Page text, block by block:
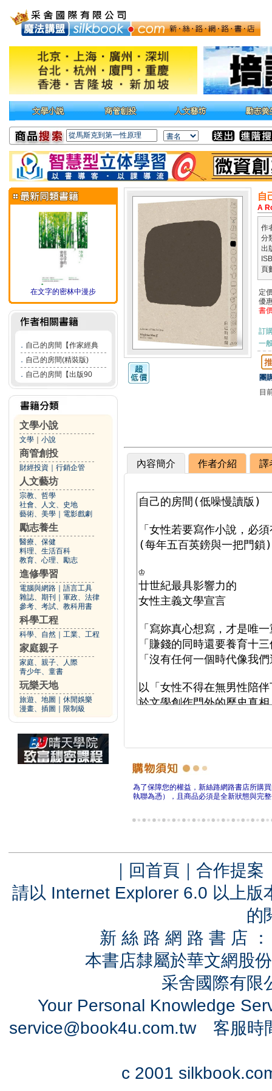
在文字的密林中漫步
． 自己的房間【作家經典
． 自己的房間(精裝版)
． 自己的房間【出版90
文學小說
文學 小說
商管創投
財經投資 行銷企管
人文藝坊
宗教、哲學
社會、人文、史地
藝術、美學
電影戲劇
勵志養生
醫療、保健
料理、生活百科
教育、心理、勵志
進修學習
電腦與網路
語言工具
雜誌、期刊
軍政、法律
參考、考試、教科用書
科學工程
科學、自然 工業、工程
家庭親子
家庭、親子、人際
青少年、童書
玩樂天地
旅遊、地圖
休閒娛樂
漫畫、插圖
限制級
自
A
作
分
出
頁
定
優
書
訂
一
團
目
內容簡介 作者介紹 譯
為了保障您的權益，新絲路網路書店所購
執聯為憑），且商品必須是全新狀態與完
｜ 回首頁 ｜ 合作提案
請以 Internet Explorer 6.0 以上
的
新 絲 路 網 路 書 店
本書店隸屬於華文網股
采舍國際有
Your Personal Knowledge
service@book4u.com.tw客服時
c 2001